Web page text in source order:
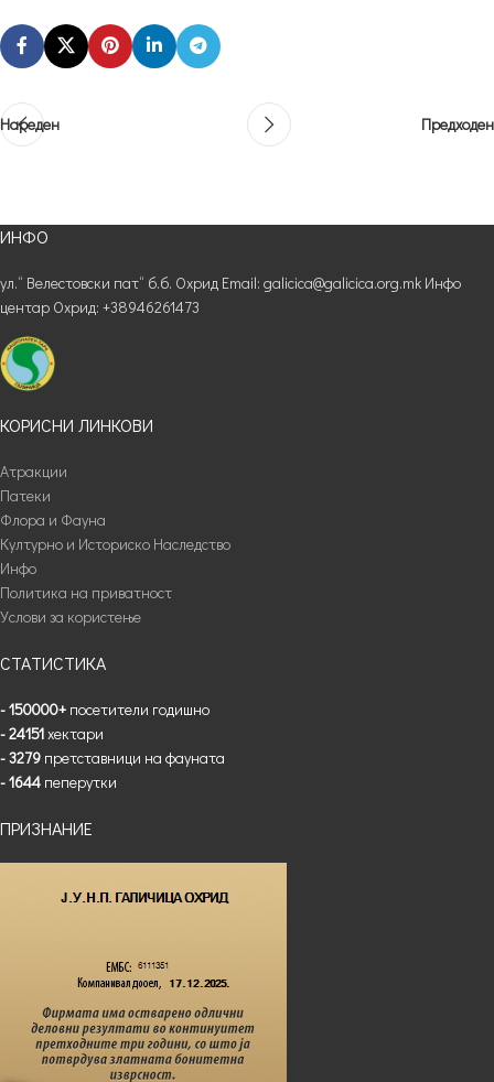
Нареден Предходен
ИНФО
ул.“ Велестовски пат“ б.б. Охрид Email: galicica@galicica.org.mk Инфо
центар Охрид: +38946261473
КОРИСНИ ЛИНКОВИ
Атракции
Патеки
Флора и Фауна
Културно и Историско Наследство
Инфо
Политика на приватност
Услови за користење
СТАТИСТИКА
- 150000+ посетители годишно
- 24151хектари
- 3279 претставници на фауната
- 1644 пеперутки
ПРИЗНАНИЕ